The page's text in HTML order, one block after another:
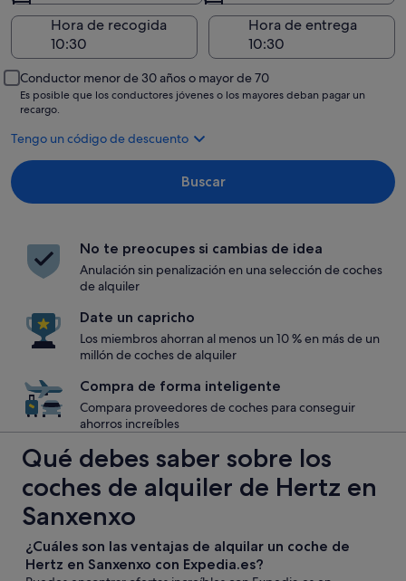
Hora de recogida
Hora de entrega
Conductor menor de 30 años o mayor de 70
Es posible que los conductores jóvenes o los mayores deban pagar un
recargo.
Tengo un código de descuento
Buscar
No te preocupes si cambias de idea
Anulación sin penalización en una selección de coches
de alquiler
Date un capricho
Los miembros ahorran al menos un 10 % en más de un
millón de coches de alquiler
Compra de forma inteligente
Compara proveedores de coches para conseguir
ahorros increíbles
Qué debes saber sobre los
coches de alquiler de Hertz en
Sanxenxo
¿Cuáles son las ventajas de alquilar un coche de
Hertz en Sanxenxo con Expedia.es?